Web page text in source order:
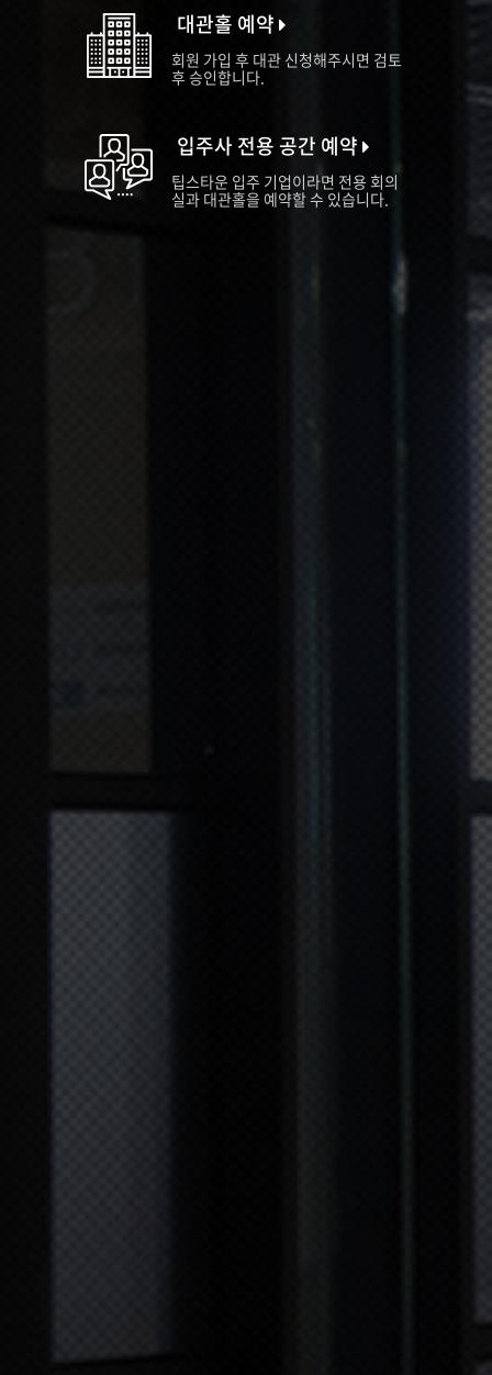
대관홀 예약
회원 가입 후 대관 신청해주시면 검토
후 승인합니다.
입주사 전용 공간 예약
팁스타운 입주 기업이라면 전용 회의
실과 대관홀을 예약할 수 있습니다.